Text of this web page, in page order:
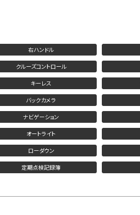
右ハンドル
クルーズコントロール
キーレス
バックカメラ
ナビゲーション
オートライト
ローダウン
定期点検記録簿